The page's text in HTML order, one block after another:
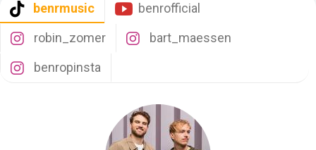
benrmusic
benrofficial
robin_zomer
bart_maessen
benropinsta